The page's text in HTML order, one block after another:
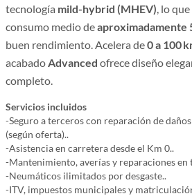
tecnología mild-hybrid (MHEV), lo
consumo medio deaproximadamente
buen rendimiento. Acelera de0 a 100
acabadoAdvanced ofrece diseño
completo.
Servicios incluidos
-Seguro a terceros con reparación de
(según oferta)..
-Asistencia en carretera desde el Km 0..
-Mantenimiento, averías y reparaciones en
-Neumáticos ilimitados por desgaste..
-ITV, impuestos municipales y